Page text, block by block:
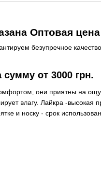
Оптовая
безупречное
сумму от 3000 грн.
они приятны на
влагу. Лайкра -
и носку - срок